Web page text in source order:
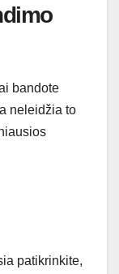
bandote
neleidžia to
patikrinkite,